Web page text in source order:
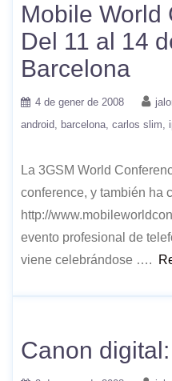
Mobile World
Del 11 al 14
Barcelona
4 de gener de 2008
android
barcelona carlos slim
La 3GSM World
conference, y también ha
http://
evento profesional de
viene celebrándose ….
Canon